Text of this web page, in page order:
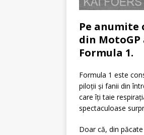
Pe
din
Formula 1.
Formula 1 este
piloții și fanii din
care îți taie
spectaculoase
Doar că, din